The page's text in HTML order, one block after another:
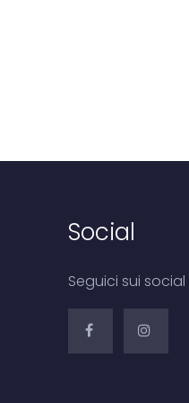
Social
Seguici sui social